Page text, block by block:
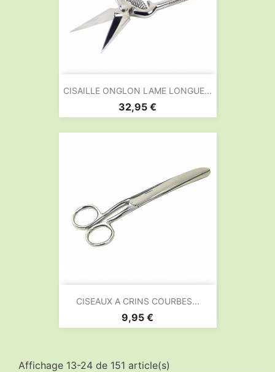
CISAILLE ONGLON LAME LONGUE...
Prix
32,95 €
CISEAUX A CRINS COURBES...
Prix
9,95 €
Affichage 13-24 de 151 article(s)